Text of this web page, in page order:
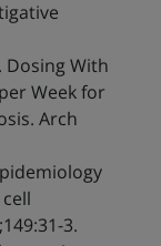
Dosing With
Week for
Arch
3.